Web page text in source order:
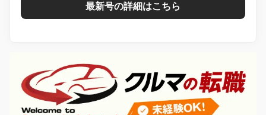
最新号の詳細はこちら